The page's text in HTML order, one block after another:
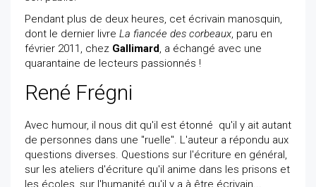
Pendant plus de deux heures, cet écrivain manosquin,
dont le dernier livre La fiancée des corbeaux, paru en
février 2011, chez Gallimard, a échangé avec une
quarantaine de lecteurs passionnés !
René Frégni
Avec humour, il nous dit qu'il est étonné qu'il y ait autant
de personnes dans une "ruelle". L'auteur a répondu aux
questions diverses. Questions sur l'écriture en général,
sur les ateliers d'écriture qu'il anime dans les prisons et
les écoles, sur l'humanité qu'il y a à être écrivain...